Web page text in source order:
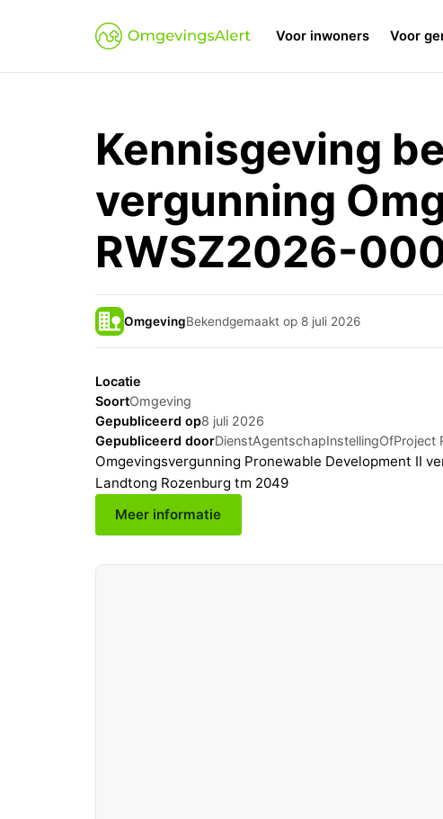
Voor inwoners Voor
Kennisgeving
vergunning
RWSZ2026-
OmgevingBekendgemaakt op 8 juli 2026
Locatie
SoortOmgeving
Gepubliceerd op8 juli 2026
Gepubliceerd doorDienstAgentschapInstellingOfProject
Omgevingsvergunning Pronewable Development II
Landtong Rozenburg tm 2049
Meer informatie